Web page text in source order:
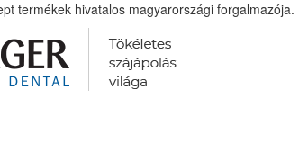
termékek hivatalos magyarországi forgalmazója.